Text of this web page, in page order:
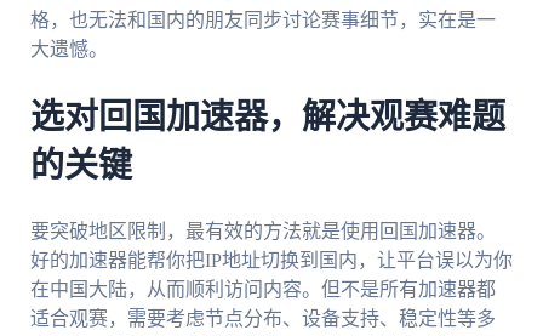
格，也无法和国内的朋友同步讨论赛事细节，实在是一
大遗憾。
选对回国加速器，解决观赛难题
的关键
要突破地区限制，最有效的方法就是使用回国加速器。
好的加速器能帮你把IP地址切换到国内，让平台误以为你
在中国大陆，从而顺利访问内容。但不是所有加速器都
适合观赛，需要考虑节点分布、设备支持、稳定性等多